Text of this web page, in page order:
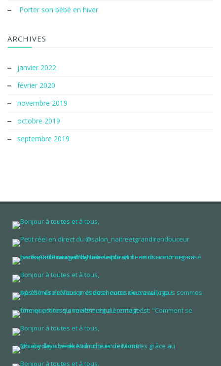
Porter son bébé en hiver
ARCHIVES
janvier 2022
février 2020
novembre 2019
octobre 2019
septembre 2019